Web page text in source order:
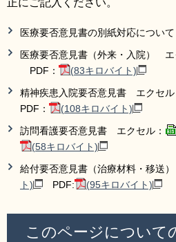
閉じる
正にご記入ください。
医療要否意見書の別紙対応につい
医療要否意見書（外来・入院） エ
PDF：
(83キロバイト)
精神疾患入院要否意見書 エクセル
PDF：
(108キロバイト)
訪問看護要否意見書 エクセル：
(58キロバイト)
給付要否意見書（治療材料・移送）
ト)
PDF: (95キロバイト)
このページについて